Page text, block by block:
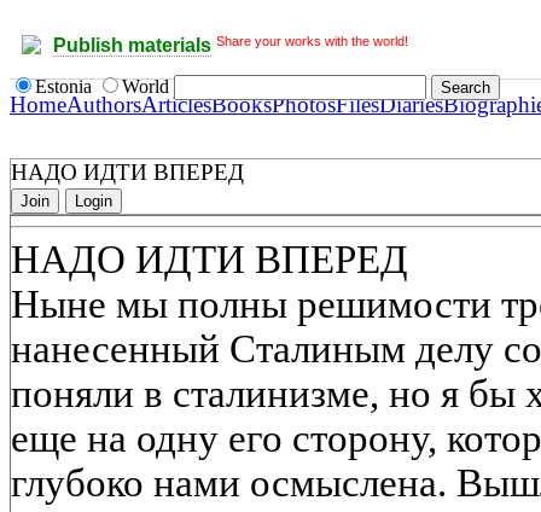
Publish materials Share your works with the world!
Estonia World
HomeAuthorsArticlesBooksPhotosFilesDiaries
НАДО ИДТИ ВПЕРЕД
Join Login
НАДО ИДТИ ВПЕРЕД
Ныне мы полны решимости
нанесенный Сталиным делу
поняли в сталинизме, но я бы
еще на одну его сторону,
глубоко нами осмыслена.